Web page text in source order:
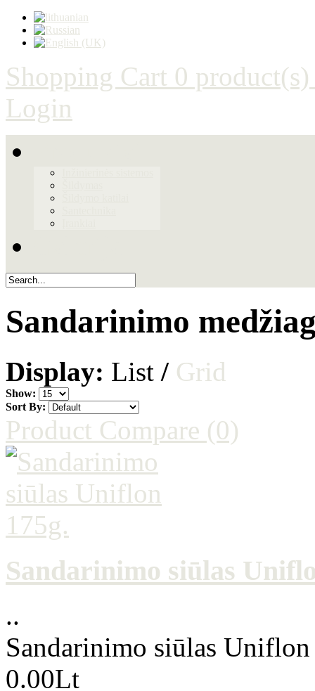
Shopping Cart 0
Login
Sandarinimo
Display: List / Grid
Show:
Sort By:
Product Compare (0)
Sandarinimo siūlas
..
Sandarinimo siūlas
0.00Lt